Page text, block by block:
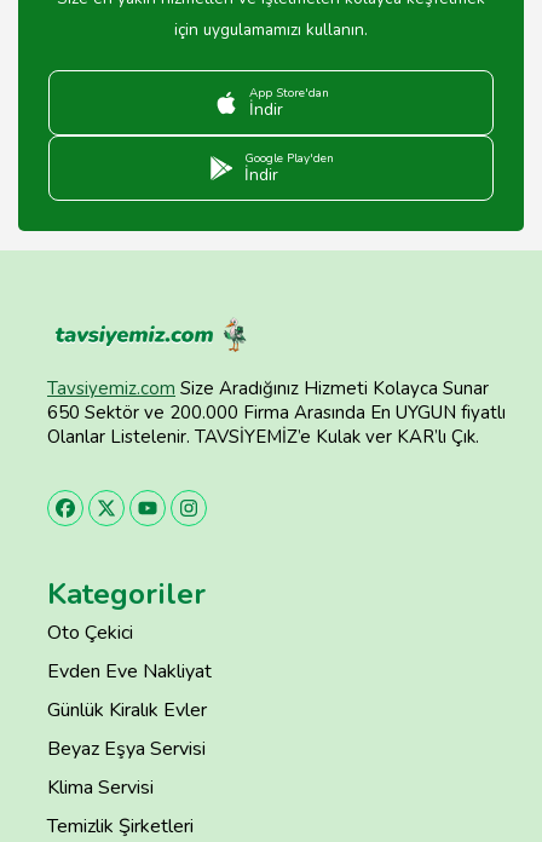
için uygulamamızı kullanın.
App Store'dan
İndir
Google Play'den
İndir
Tavsiyemiz.com Size Aradığınız Hizmeti Kolayca Sunar
650 Sektör ve 200.000 Firma Arasında En UYGUN fiyatlı
Olanlar Listelenir. TAVSİYEMİZ’e Kulak ver KAR’lı Çık.
Kategoriler
Oto Çekici
Evden Eve Nakliyat
Günlük Kiralık Evler
Beyaz Eşya Servisi
Klima Servisi
Temizlik Şirketleri